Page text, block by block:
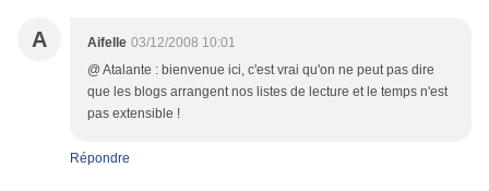
A Aifelle 03/12/2008 10:01
@ Atalante : bienvenue ici, c'est vrai qu'on ne peut pas dire
que les blogs arrangent nos listes de lecture et le temps n'est
pas extensible !
Répondre